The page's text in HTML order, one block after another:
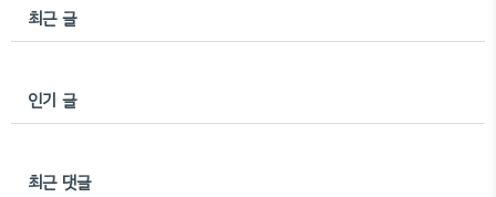
최근 글
인기 글
최근 댓글